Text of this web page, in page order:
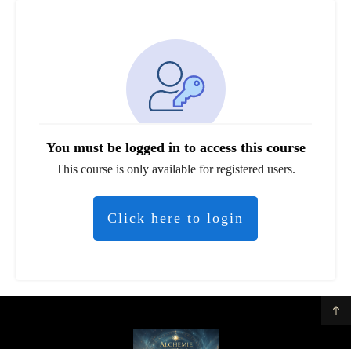
You must be logged in to access this course
This course is only available for registered users.
Click here to login